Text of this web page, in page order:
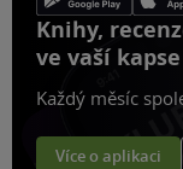
Knihy,
ve vaší
Každý měsíc
Více o aplikaci